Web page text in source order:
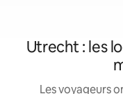
Utrecht : les
Les voyageurs